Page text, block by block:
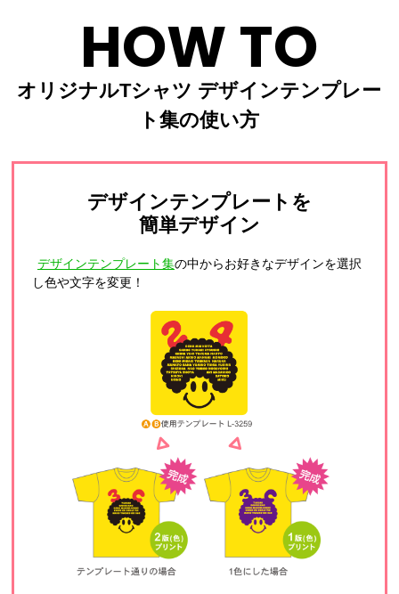
HOW TO
オリジナルTシャツ デザインテンプレー
ト集の使い方
デザインテンプレートを
簡単デザイン
デザインテンプレート集の中からお好きなデザインを選択
し色や文字を変更！